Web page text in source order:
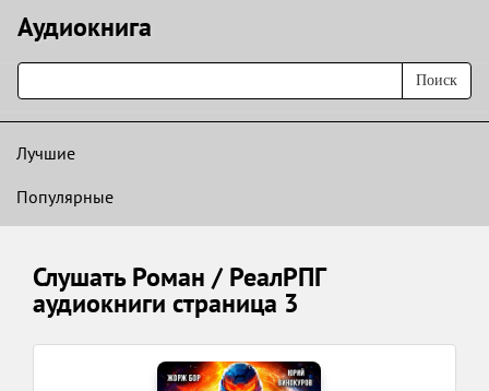
Аудиокнигa
Поиск
Лучшие
Популярные
Слушать Роман / РеалРПГ
аудиокниги страница 3